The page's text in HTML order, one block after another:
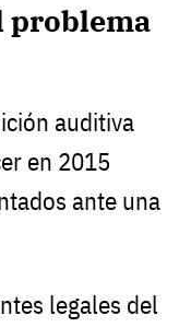
problema
auditiva
en 2015
ante una
legales del